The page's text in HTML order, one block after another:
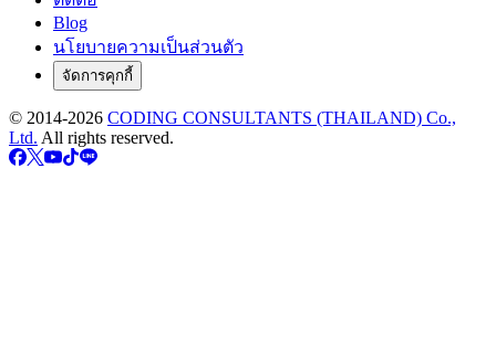
Blog
นโยบายความเป็นส่วนตัว
จัดการคุกกี้
© 2014-2026 CODING CONSULTANTS (THAILAND) Co.,
Ltd. All rights reserved.